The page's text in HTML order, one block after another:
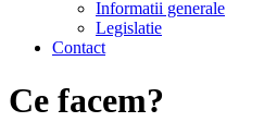
Informatii generale
Legislatie
Contact
Ce facem?